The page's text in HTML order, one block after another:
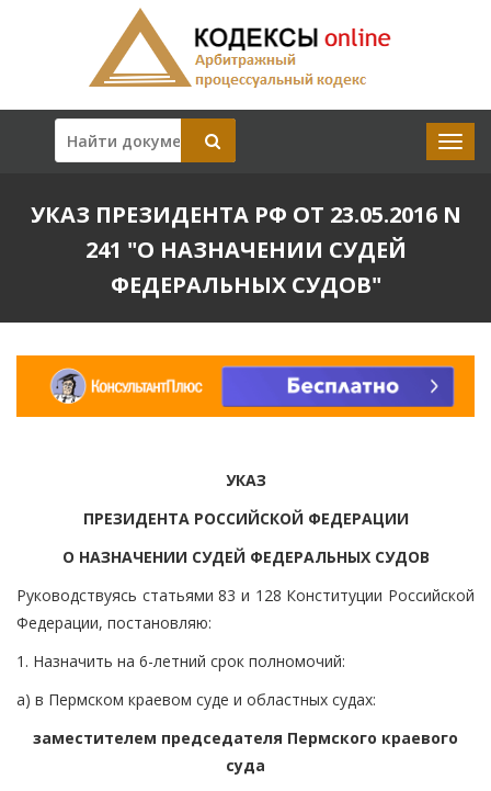
УКАЗ ПРЕЗИДЕНТА РФ ОТ 23.05.2016 N
241 "О НАЗНАЧЕНИИ СУДЕЙ
ФЕДЕРАЛЬНЫХ СУДОВ"
УКАЗ
ПРЕЗИДЕНТА РОССИЙСКОЙ ФЕДЕРАЦИИ
О НАЗНАЧЕНИИ СУДЕЙ ФЕДЕРАЛЬНЫХ СУДОВ
Руководствуясь статьями 83 и 128 Конституции Российской
Федерации, постановляю:
1. Назначить на 6-летний срок полномочий:
а) в Пермском краевом суде и областных судах:
заместителем председателя Пермского краевого
суда